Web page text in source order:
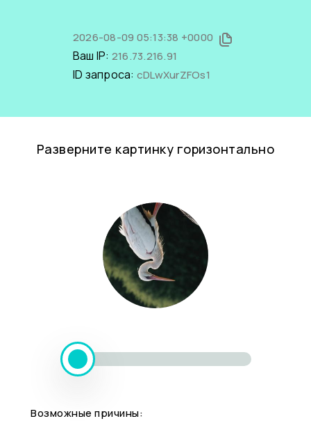
2026-08-09 05:13:38 +0000
Ваш IP: 216.73.216.91
ID запроса: cDLwXurZFOs1
Разверните картинку горизонтально
Возможные причины: